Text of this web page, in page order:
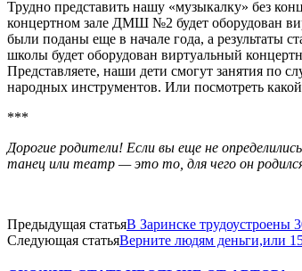
Трудно представить нашу «музыкалку» без
концертном зале ДМШ №2 будет оборудован
были поданы еще в начале года, а результаты
школы будет оборудован виртуальный
Представляете, наши дети смогут занятия по
народных инструментов. Или посмотреть
***
Дорогие родители! Если вы еще не
танец или театр — это то, для чего он
Предыдущая статьяВ Заринске трудоустроены
Следующая статьяВерните людям деньги,или